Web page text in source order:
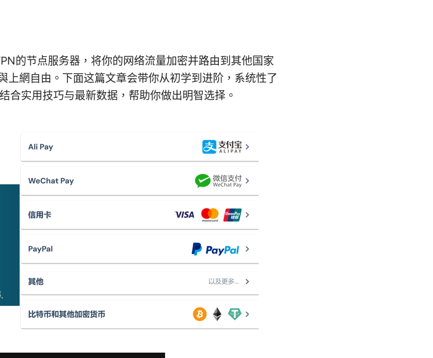
的节点服务器，将你的网络流量加密并路由到其他国家
上網自由。下面这篇文章会带你从初学到进阶，系统性了
实用技巧与最新数据，帮助你做出明智选择。